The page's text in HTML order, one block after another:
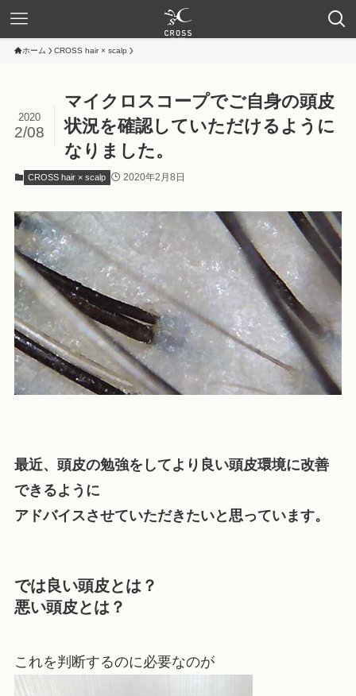
ホーム CROSS hair × scalp
マイクロスコープでご自身の頭皮
状況を確認していただけるように
なりました。
2020
2/08
CROSS hair × scalp 2020年2月8日
最近、頭皮の勉強をしてより良い頭皮環境に改善
できるように
アドバイスさせていただきたいと思っています。
では良い頭皮とは？
悪い頭皮とは？
これを判断するのに必要なのが